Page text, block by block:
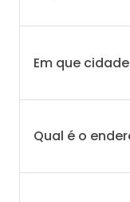
Em que
Qual é o